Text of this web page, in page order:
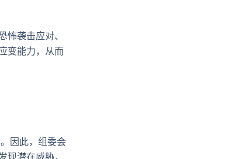
袭击应对、
变能力，从而
因此，组委会